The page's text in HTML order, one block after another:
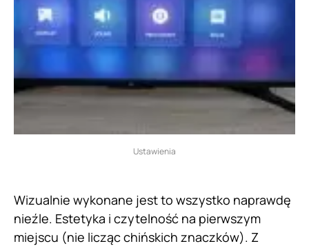
Ustawienia
Wizualnie wykonane jest to wszystko naprawdę
nieźle. Estetyka i czytelność na pierwszym
miejscu (nie licząc chińskich znaczków). Z